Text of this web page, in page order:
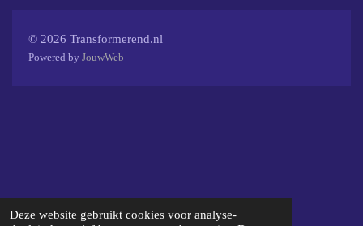
Deze website gebruikt cookies voor analyse-
© 2026 Transformerend.nl
Powered by JouwWeb